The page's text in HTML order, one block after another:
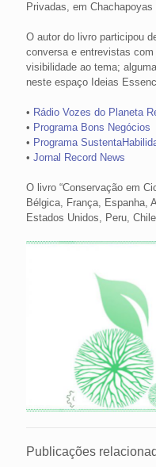
Privadas, em Chachapoyas
O autor do livro participou
conversa e entrevistas
visibilidade ao tema;
neste espaço Ideias
• Rádio Vozes do Planeta
• Programa Bons Negócios
• Programa
• Jornal Record News
O livro “Conservação em
Bélgica, França, Espanha,
Estados Unidos, Peru,
Publicações